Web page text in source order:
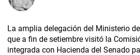
La amplia delegación del Ministerio
que a fin de setiembre visitó la
integrada con Hacienda del Senado